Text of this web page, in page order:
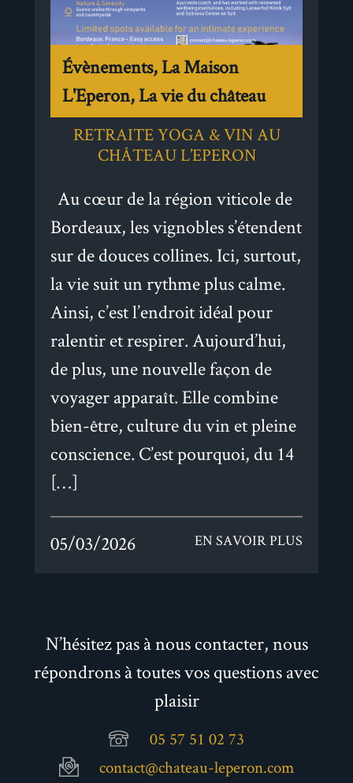
Évènements, La Maison
L'Eperon, La vie du château
RETRAITE YOGA & VIN AU
CHÂTEAU L’EPERON
Au cœur de la région viticole de
Bordeaux, les vignobles s’étendent
sur de douces collines. Ici, surtout,
la vie suit un rythme plus calme.
Ainsi, c’est l’endroit idéal pour
ralentir et respirer. Aujourd’hui,
de plus, une nouvelle façon de
voyager apparaît. Elle combine
bien-être, culture du vin et pleine
conscience. C’est pourquoi, du 14
[…]
05/03/2026 EN SAVOIR PLUS
N’hésitez pas à nous contacter, nous
répondrons à toutes vos questions avec
plaisir
05 57 51 02 73
contact@chateau-leperon.com